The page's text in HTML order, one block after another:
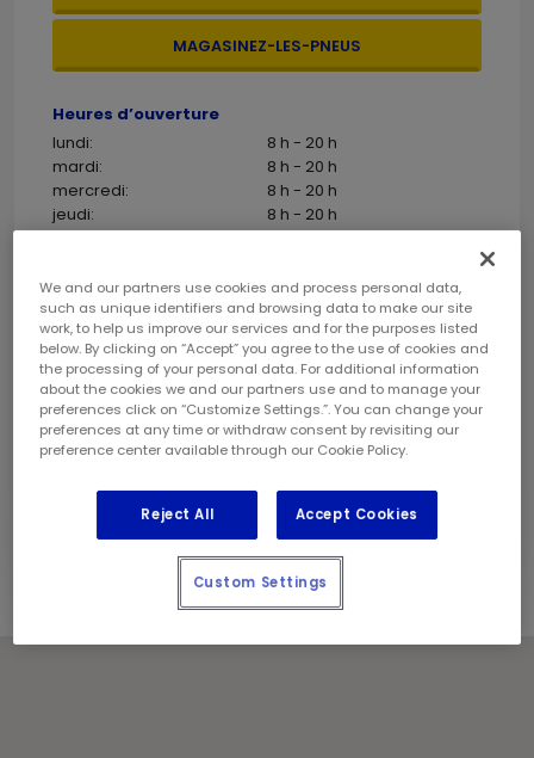
MAGASINEZ-LES-PNEUS
Heures d’ouverture
lundi:
8 h - 20 h
mardi:
8 h - 20 h
mercredi:
8 h - 20 h
jeudi:
8 h - 20 h
dimanche:
9 h - 17 h
Coordonnées
Téléphone:
(905) 571 9451
Gérant de magasin:
Ajit Albert
Géré et exploité localement par :
2797214 Ontario Limited
Jours fériés
Communiquez avec le centre pour les heures de
We and our partners use cookies and process personal data,
such as unique identifiers and browsing data to make our site
work, to help us improve our services and for the purposes listed
below. By clicking on “Accept” you agree to the use of cookies and
the processing of your personal data. For additional information
about the cookies we and our partners use and to manage your
preferences click on “Customize Settings.”. You can change your
preferences at any time or withdraw consent by revisiting our
preference center available through our Cookie Policy.
Reject All Accept Cookies
Custom Settings